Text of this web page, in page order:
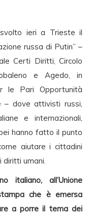
ieri a Trieste il
russa di Putin” –
Certi Diritti, Circolo
e Agedo, in
le Pari Opportunità
– dove attivisti russi,
e internazionali,
hanno fatto il punto
aiutare i cittadini
umani.
italiano, all’Unione
che è emersa
a porre il tema dei